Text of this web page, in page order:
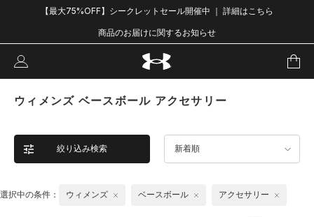
【最大75%OFF】シークレットセール開催中 ｜ 詳細はこちら
商品のお届けに関するお知らせ
ウィメンズ ベースボール アクセサリー
絞り込み検索 新着順
選択中の条件： ウィメンズ ベースボール アクセサリー